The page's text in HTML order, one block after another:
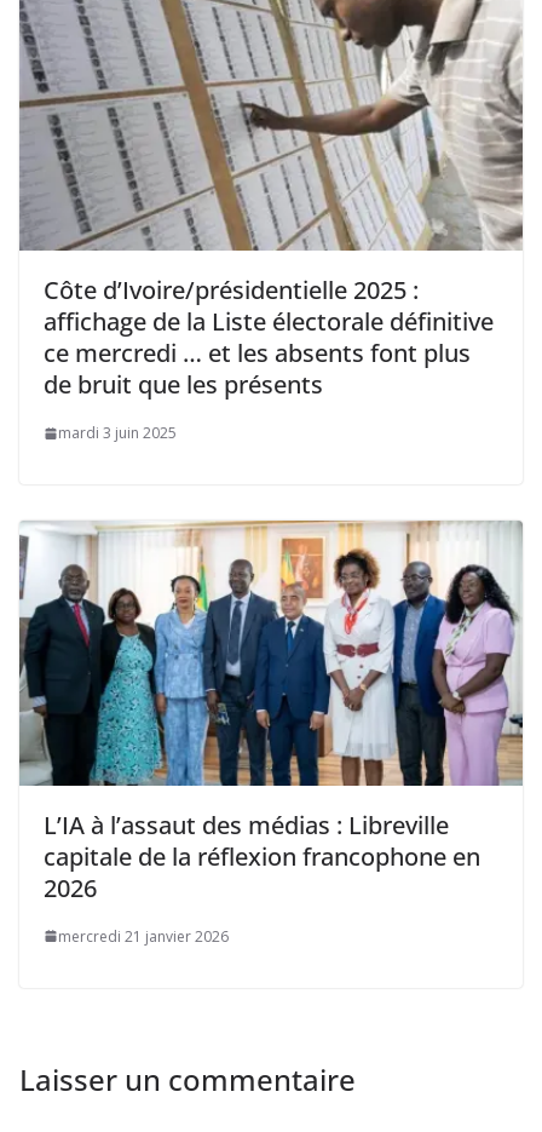
Côte d’Ivoire/présidentielle 2025 :
affichage de la Liste électorale définitive
ce mercredi … et les absents font plus
de bruit que les présents
mardi 3 juin 2025
L’IA à l’assaut des médias : Libreville
capitale de la réflexion francophone en
2026
mercredi 21 janvier 2026
Laisser un commentaire